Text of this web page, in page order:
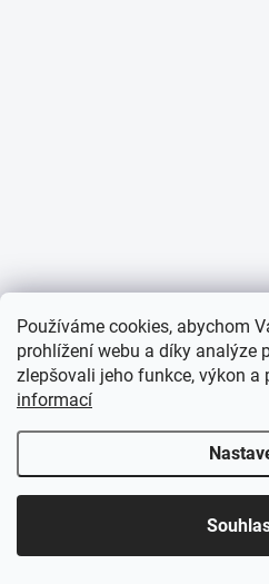
Používáme cookies, abychom
prohlížení webu a díky analýze
zlepšovali jeho funkce, výkon a
informací
vybrané produkty. Akce platí